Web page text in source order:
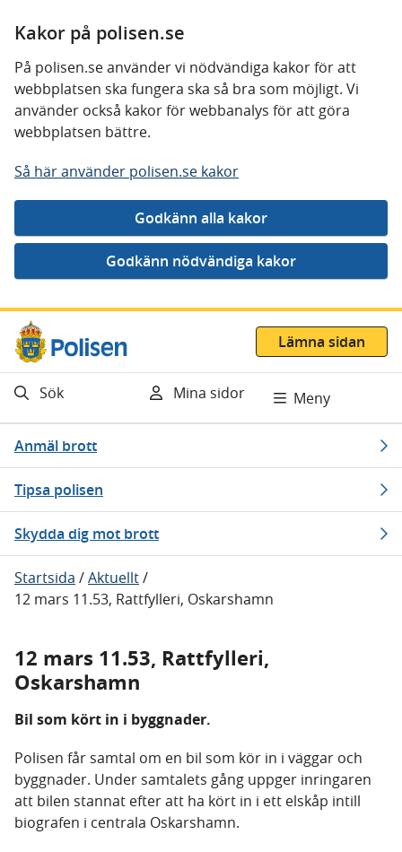
Kakor på polisen.se
På polisen.se använder vi nödvändiga kakor för att
webbplatsen ska fungera ska så bra som möjligt. Vi
använder också kakor för webbanalys för att göra
webbplatsen bättre.
Så här använder polisen.se kakor
Gå direkt till innehåll
Lämna sidan
Sök Mina sidor Meny
Anmäl brott
Tipsa polisen
Skydda dig mot brott
Startsida /Aktuellt/
12 mars 11.53, Rattfylleri, Oskarshamn
12 mars 11.53, Rattfylleri,
Oskarshamn
Bil som kört in i byggnader.
Polisen får samtal om en bil som kör in i väggar och
byggnader. Under samtalets gång uppger inringaren
att bilen stannat efter att ha kört in i ett elskåp intill
biografen i centrala Oskarshamn.